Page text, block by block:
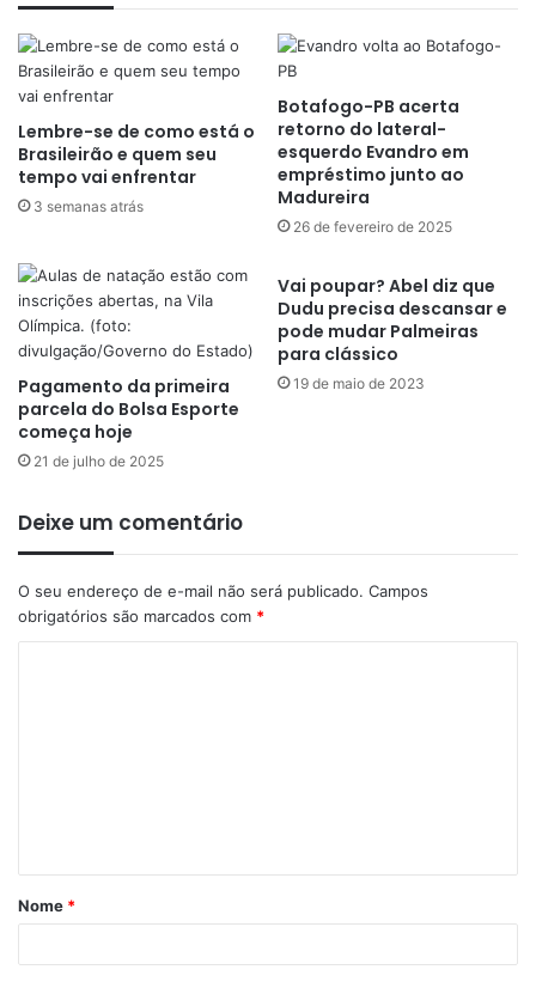
Lembre-se de como está o
Brasileirão e quem seu
tempo vai enfrentar
3 semanas atrás
Botafogo-PB acerta
retorno do lateral-
esquerdo Evandro em
empréstimo junto ao
Madureira
26 de fevereiro de 2025
Pagamento da primeira
parcela do Bolsa Esporte
começa hoje
21 de julho de 2025
Vai poupar? Abel diz que
Dudu precisa descansar e
pode mudar Palmeiras
para clássico
19 de maio de 2023
Deixe um comentário
O seu endereço de e-mail não será publicado. Campos
obrigatórios são marcados com *
á
r
Nome *